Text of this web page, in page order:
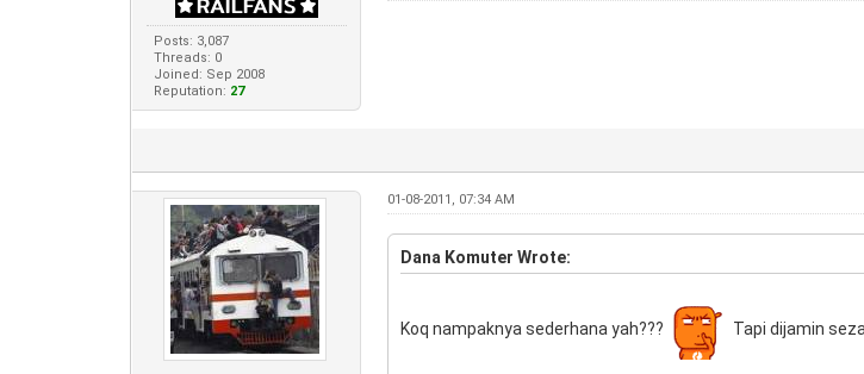
Posts: 3,087
Threads: 0
Joined: Sep 2008
Reputation: 27
01-08-2011, 07:34 AM
Dana Komuter Wrote:
Koq nampaknya sederhana yah??? Tapi dijamin